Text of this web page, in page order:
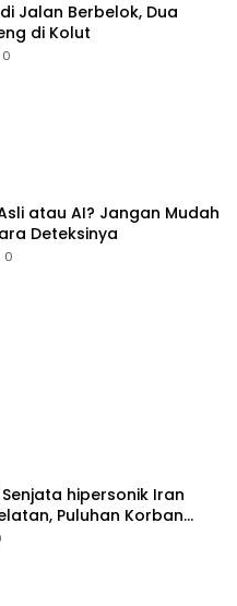
Jalan Berbelok, Dua
di Kolut
0
atau AI? Jangan Mudah
Deteksinya
0
hipersonik Iran
Puluhan Korban
dan Ratusan Terluka